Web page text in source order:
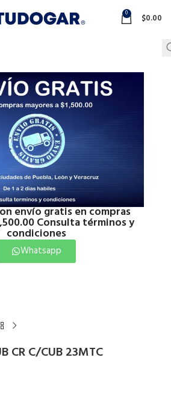
envío gratis en compras
Consulta términos y
condiciones
Whatsapp
0 $0.00
CR C/CUB 23MTC